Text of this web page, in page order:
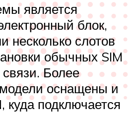
является
блок,
слотов
обычных SIM
связи. Более
оснащены и
подключается